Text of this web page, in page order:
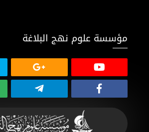
مؤسسة علوم نهج البلاغة